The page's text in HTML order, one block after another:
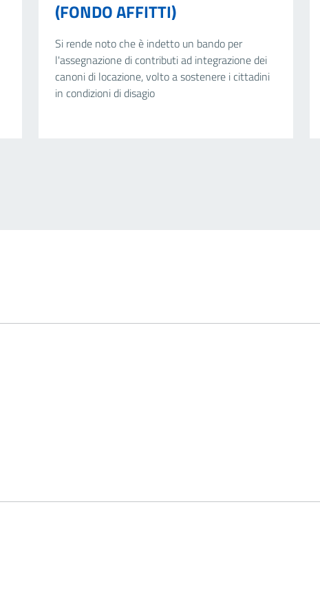
(FONDO AFFITTI)
Si rende noto che è indetto un bando per
l'assegnazione di contributi ad integrazione dei
canoni di locazione, volto a sostenere i cittadini
in condizioni di disagio